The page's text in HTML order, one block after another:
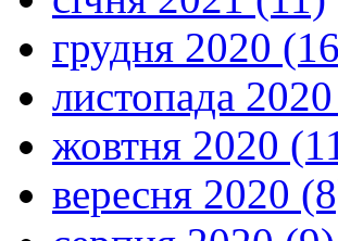
грудня 2020
листопада
жовтня 2020
вересня 2020